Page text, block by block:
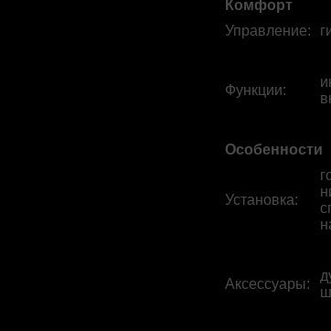
Комфорт
Управление:
Функции:
Особенности
Установка:
Аксессуары: